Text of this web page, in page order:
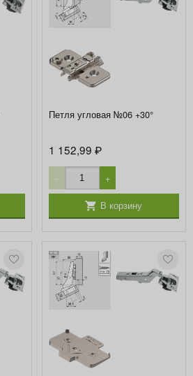
Петля угловая №06 +30°
1 152,99 ₽
− +
В корзину